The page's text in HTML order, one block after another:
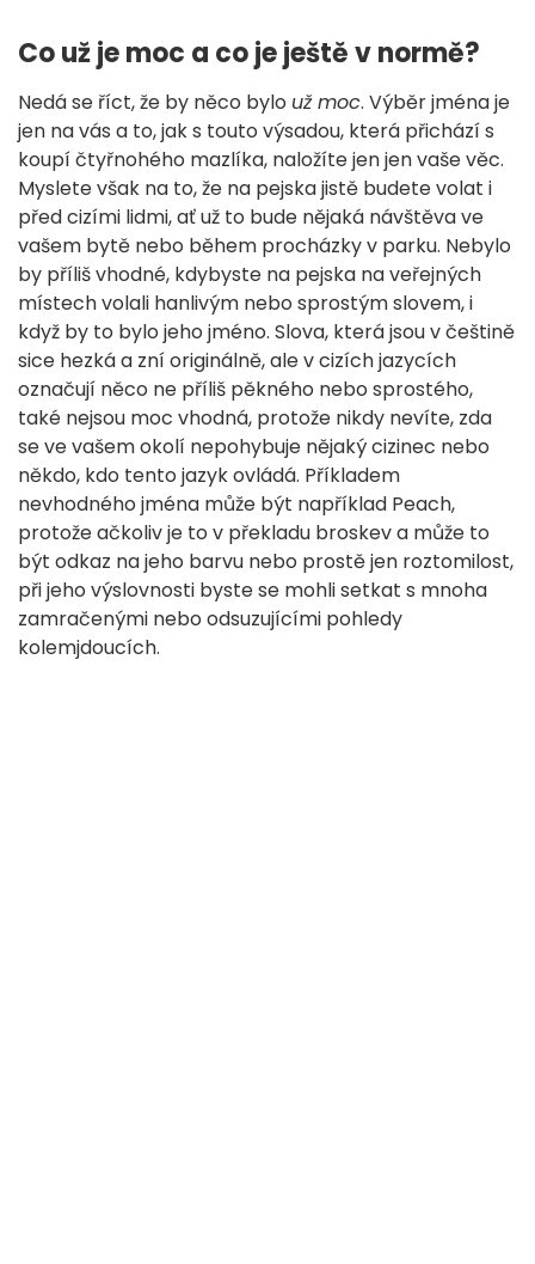
Co už je moc a co je ještě v normě?
Nedá se říct, že by něco bylo už moc. Výběr jména je
jen na vás a to, jak s touto výsadou, která přichází s
koupí čtyřnohého mazlíka, naložíte jen jen vaše věc.
Myslete však na to, že na pejska jistě budete volat i
před cizími lidmi, ať už to bude nějaká návštěva ve
vašem bytě nebo během procházky v parku. Nebylo
by příliš vhodné, kdybyste na pejska na veřejných
místech volali hanlivým nebo sprostým slovem, i
když by to bylo jeho jméno. Slova, která jsou v češtině
sice hezká a zní originálně, ale v cizích jazycích
označují něco ne příliš pěkného nebo sprostého,
také nejsou moc vhodná, protože nikdy nevíte, zda
se ve vašem okolí nepohybuje nějaký cizinec nebo
někdo, kdo tento jazyk ovládá. Příkladem
nevhodného jména může být například Peach,
protože ačkoliv je to v překladu broskev a může to
být odkaz na jeho barvu nebo prostě jen roztomilost,
při jeho výslovnosti byste se mohli setkat s mnoha
zamračenými nebo odsuzujícími pohledy
kolemjdoucích.